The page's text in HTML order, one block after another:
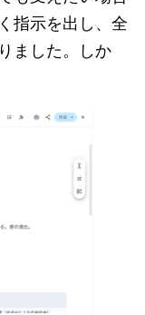
指示を出し、全
ました。しか